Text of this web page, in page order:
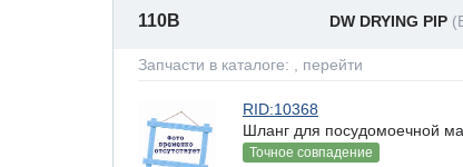
110B DW DRYING PIP
Запчасти в каталоге: , перейти
RID:10368
Шланг для посудомоечной
Точное совпадение